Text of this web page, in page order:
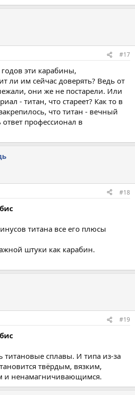
#17
эти карабины,
ли им сейчас доверять? Ведь от
они же не постарели. Или
- титан, что стареет? Как то в
что титан - вечный
профессионал в
#18
титана все его плюсы
штуки как карабин.
#19
титановые сплавы. И типа из-за
твёрдым, вязким,
и ненамагничивающимся.